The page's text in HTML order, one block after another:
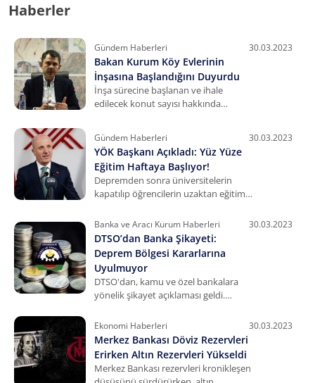
Haberler
Gündem Haberleri 30.03.2023
Bakan Kurum Köy Evlerinin
İnşasına Başlandığını Duyurdu
İnşa sürecine başlanan ve ihale
edilecek konut sayısı hakkında
tamamlandığını paylaştı.
Gündem Haberleri 30.03.2023
YÖK Başkanı Açıkladı: Yüz Yüze
Eğitim Haftaya Başlıyor!
Depremden sonra üniversitelerin
kapatılıp öğrencilerin uzaktan eğitime
YÖK Başkanı, yüz yüze eğitim için
tarihi açıkladı.
Banka ve Aracı Kurum Haberleri 30.03.2023
DTSO’dan Banka Şikayeti:
Deprem Bölgesi Kararlarına
Uyulmuyor
DTSO'dan, kamu ve özel bankalara
yönelik şikayet açıklaması geldi.
erteleneceğine ilişkin kararın
uygulanmadığı ileri sürüldü.
Ekonomi Haberleri 30.03.2023
Merkez Bankası Döviz Rezervleri
Erirken Altın Rezervleri Yükseldi
Merkez Bankası rezervleri kronikleşen